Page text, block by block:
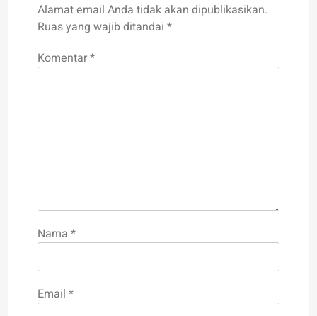
Alamat email Anda tidak akan dipublikasikan.
Ruas yang wajib ditandai *
Komentar*
Nama *
Email *